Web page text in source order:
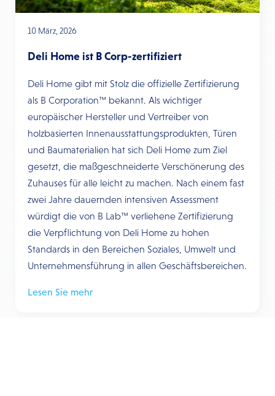
10 März, 2026
Deli Home ist B Corp-zertifiziert
Deli Home gibt mit Stolz die offizielle Zertifizierung
als B Corporation™ bekannt. Als wichtiger
europäischer Hersteller und Vertreiber von
holzbasierten Innenausstattungsprodukten, Türen
und Baumaterialien hat sich Deli Home zum Ziel
gesetzt, die maßgeschneiderte Verschönerung des
Zuhauses für alle leicht zu machen. Nach einem fast
zwei Jahre dauernden intensiven Assessment
würdigt die von B Lab™ verliehene Zertifizierung
die Verpflichtung von Deli Home zu hohen
Standards in den Bereichen Soziales, Umwelt und
Unternehmensführung in allen Geschäftsbereichen.
Lesen Sie mehr